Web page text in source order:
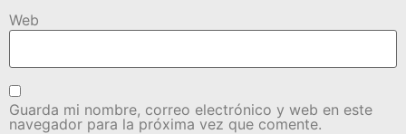
Web
Guarda mi nombre, correo electrónico y web en este
navegador para la próxima vez que comente.